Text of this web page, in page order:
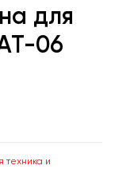
для
06
техника и